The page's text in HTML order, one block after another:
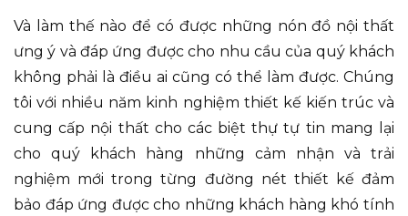
Và làm thế nào để có được những nón đồ nội thất
ưng ý và đáp ứng được cho nhu cầu của quý khách
không phải là điều ai cũng có thể làm được. Chúng
tôi với nhiều năm kinh nghiệm thiết kế kiến trúc và
cung cấp nội thất cho các biệt thự tự tin mang lại
cho quý khách hàng những cảm nhận và trải
nghiệm mới trong từng đường nét thiết kế đảm
bảo đáp ứng được cho những khách hàng khó tính